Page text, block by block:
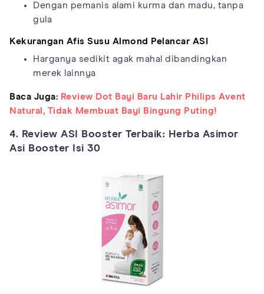
Dengan pemanis alami kurma dan madu, tanpa
gula
Kekurangan Afis Susu Almond Pelancar ASI
Harganya sedikit agak mahal dibandingkan
merek lainnya
Baca Juga: Review Dot Bayi Baru Lahir Philips Avent
Natural, Tidak Membuat Bayi Bingung Puting!
4. Review ASI Booster Terbaik: Herba Asimor
Asi Booster Isi 30